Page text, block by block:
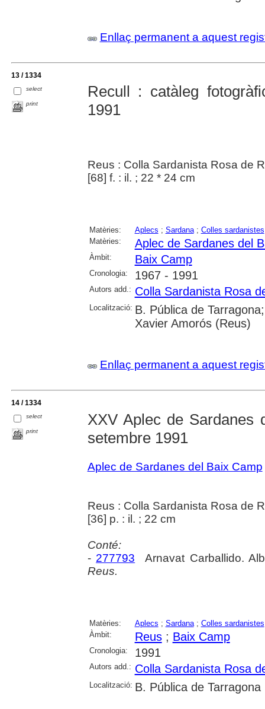
Enllaç permanent a aquest
13 / 1334
select
print
Recull : catàleg
1991
Reus : Colla Sardanista Rosa de
[68] f. : il. ; 22 * 24 cm
Matèries: Aplecs ; Sardana; Colles sardanistes
Matèries:
Aplec de Sardanes del
Àmbit: Baix Camp
Cronologia: 1967 - 1991
Autors add.: Colla Sardanista Rosa
Localització: B. Pública de
Xavier Amorós (Reus)
Enllaç permanent a aquest
14 / 1334
select
print
XXV Aplec de
setembre 1991
Aplec de Sardanes del Baix Camp
Reus : Colla Sardanista Rosa de
[36] p. : il. ; 22 cm
Conté:
- 277793 Arnavat Carballido.
Reus.
Matèries: Aplecs ; Sardana; Colles sardanistes
Àmbit:
Reus; Baix Camp
Cronologia: 1991
Autors add.: Colla Sardanista Rosa
Localització: B. Pública de Tarragona